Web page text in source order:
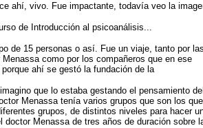
ahí, vivo. Fue impactante, todavía veo la
de Introducción al psicoanálisis...
de 15 personas o así. Fue un viaje, tanto por
como por los compañeros que en ese
ahí se gestó la fundación de la
que lo estaba gestando el pensamiento
Menassa tenía varios grupos que son los
grupos, de distintos niveles para hacer
doctor Menassa de tres años de duración sobre